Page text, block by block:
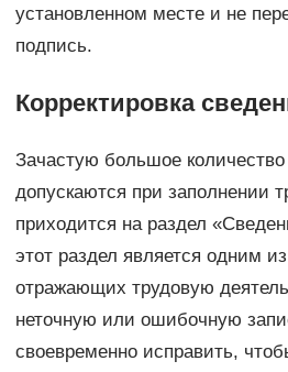
установленном месте и не
подпись.
Корректировка
Зачастую большое
допускаются при заполнении
приходится на раздел
этот раздел является одним
отражающих трудовую
неточную или ошибочную
своевременно исправить,